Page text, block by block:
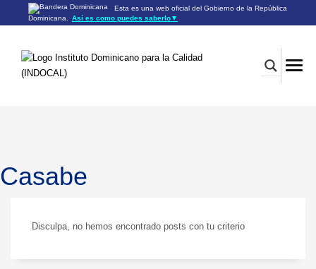
Esta es una web oficial del Gobierno de la República
Dominicana.
Así es como puedes saberlo▼
Los sitios web oficiales utilizan .gob.do o .gov.do
Los sitios web oficiales .gob.do o .gov.do seguros utilizan
HTTPS
Casabe
Disculpa, no hemos encontrado posts con tu criterio